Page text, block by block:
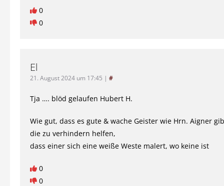
0
0
El
21. August 2024 um 17:45 | #
Tja …. blöd gelaufen Hubert H.
Wie gut, dass es gute & wache Geister wie Hrn. Aigner
die zu verhindern helfen,
dass einer sich eine weiße Weste malert, wo keine ist
0
0